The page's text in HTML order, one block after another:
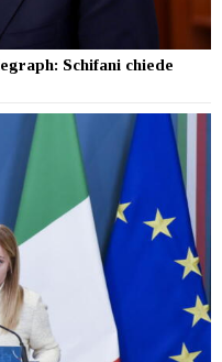
Schifani chiede